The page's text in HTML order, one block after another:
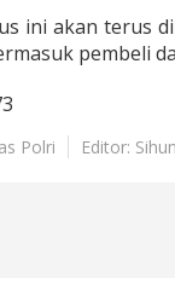
ini akan terus
pembeli
Polri Editor: